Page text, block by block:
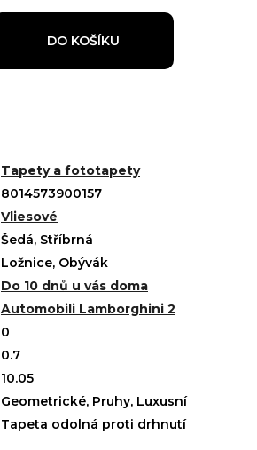
DO KOŠÍKU
Tapety a fototapety
8014573900157
Vliesové
Šedá, Stříbrná
Ložnice, Obývák
Do 10 dnů u vás doma
Automobili Lamborghini 2
0
0.7
10.05
Geometrické, Pruhy, Luxusní
Tapeta odolná proti drhnutí